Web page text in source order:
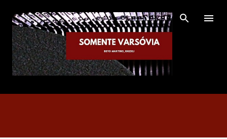
Pular para o conteúdo principal